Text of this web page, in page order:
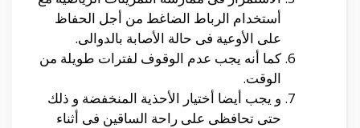
أستخدام الرباط الضاغط من أجل الحفاظ
على الأوعية فى حالة الأصابة بالدوالى.
كما أنه يجب عدم الوقوف لفترات طويلة من
الوقت.
و يجب أيضا أختيار الأحذية المنخفضة و ذلك
حتى تحافظى على راحة الساقين فى أثناء